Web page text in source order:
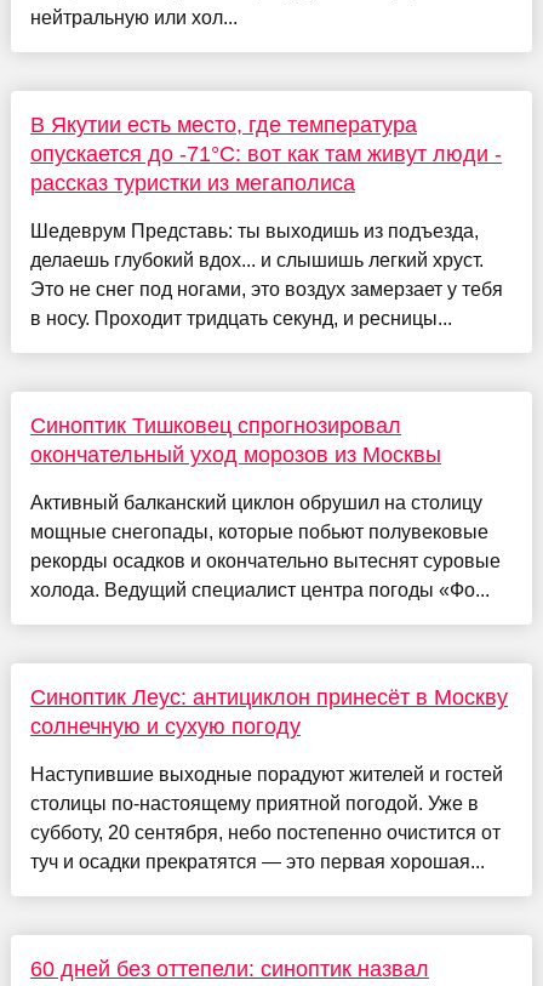
нейтральную или хол...
В Якутии есть место, где температура
опускается до -71°C: вот как там живут люди -
рассказ туристки из мегаполиса
Шедеврум Представь: ты выходишь из подъезда,
делаешь глубокий вдох... и слышишь легкий хруст.
Это не снег под ногами, это воздух замерзает у тебя
в носу. Проходит тридцать секунд, и ресницы...
Синоптик Тишковец спрогнозировал
окончательный уход морозов из Москвы
Активный балканский циклон обрушил на столицу
мощные снегопады, которые побьют полувековые
рекорды осадков и окончательно вытеснят суровые
холода. Ведущий специалист центра погоды «Фо...
Синоптик Леус: антициклон принесёт в Москву
солнечную и сухую погоду
Наступившие выходные порадуют жителей и гостей
столицы по-настоящему приятной погодой. Уже в
субботу, 20 сентября, небо постепенно очистится от
туч и осадки прекратятся — это первая хорошая...
60 дней без оттепели: синоптик назвал